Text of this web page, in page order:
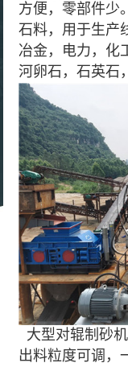
方便，零部件少
石料，用于生产
冶金，电力，化
河卵石，石英石
大型对辊制砂
出料粒度可调，